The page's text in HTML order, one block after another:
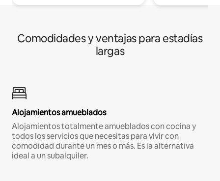
Comodidades y ventajas para estadías
largas
Alojamientos amueblados
Alojamientos totalmente amueblados con cocina y
todos los servicios que necesitas para vivir con
comodidad durante un mes o más. Es la alternativa
ideal a un subalquiler.